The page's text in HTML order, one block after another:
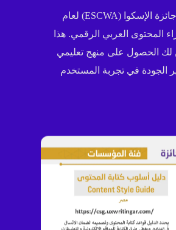
فخورون بحصولنا على جائزة الإسكوا (ESCWA) لعام
المحتوى العربي الرقمي. هذا
لك الحصول على منهج تعليمي
الجودة في تجربة المستخدم